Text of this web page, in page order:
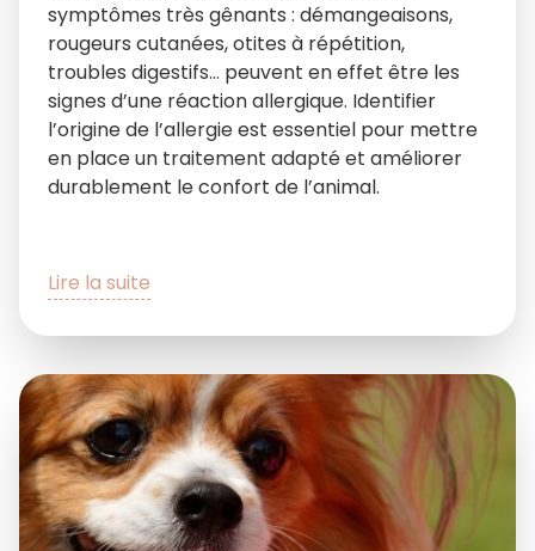
symptômes très gênants : démangeaisons,
rougeurs cutanées, otites à répétition,
troubles digestifs… peuvent en effet être les
signes d’une réaction allergique. Identifier
l’origine de l’allergie est essentiel pour mettre
en place un traitement adapté et améliorer
durablement le confort de l’animal.
Lire la suite